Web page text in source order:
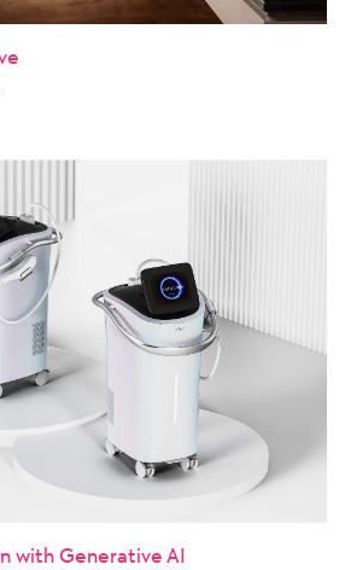
with Generative AI